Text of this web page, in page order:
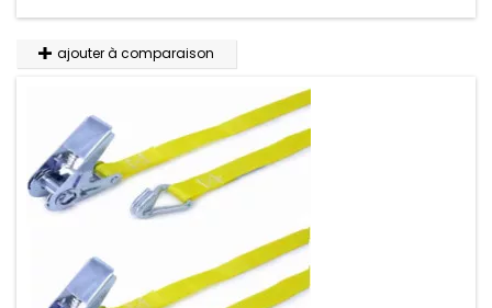
ajouter à comparaison